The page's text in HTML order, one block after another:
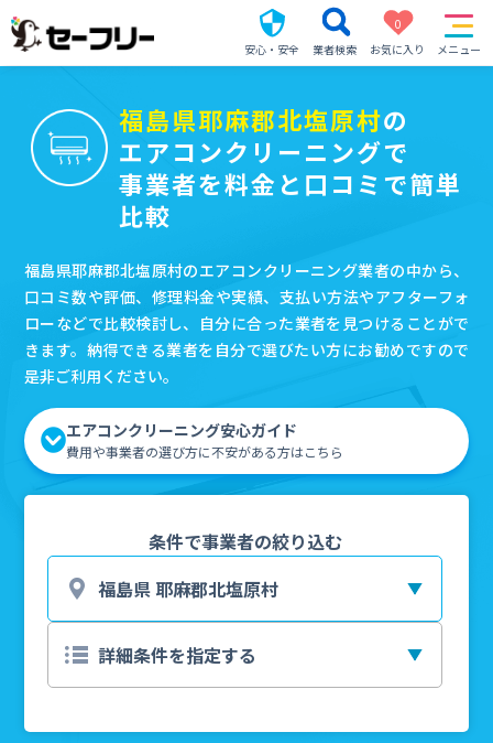
安心・安全 業者検索
0
お気に入り
メニュー
福島県耶麻郡北塩原村の
エアコンクリーニングで
事業者を料金と口コミで簡単
比較
福島県耶麻郡北塩原村のエアコンクリーニング業者の中から、
口コミ数や評価、修理料金や実績、支払い方法やアフターフォ
ローなどで比較検討し、自分に合った業者を見つけることがで
きます。納得できる業者を自分で選びたい方にお勧めですので
是非ご利用ください。
エアコンクリーニング安心ガイド
費用や事業者の選び方に不安がある方はこちら
条件で事業者の絞り込む